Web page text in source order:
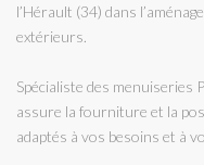
l’Hérault (34) dans
extérieurs.
Spécialiste des menuiseries
assure la fourniture et la
adaptés à vos besoins et à